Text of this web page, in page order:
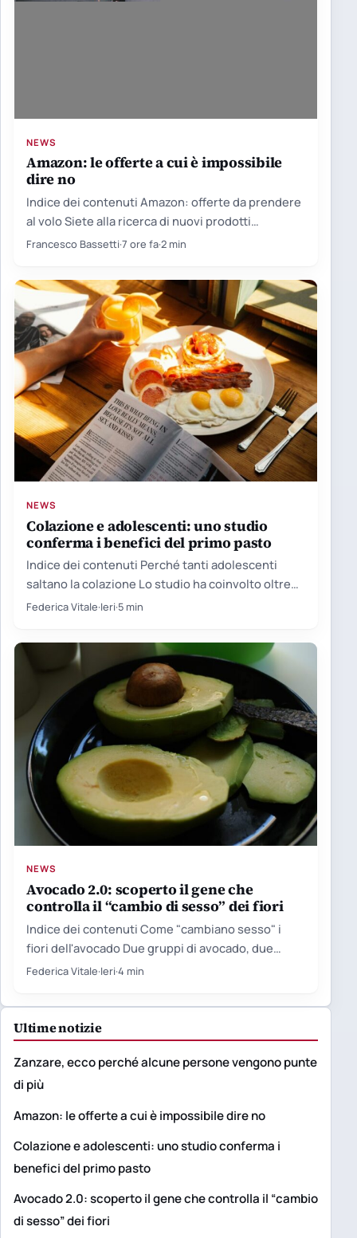
NEWS
Amazon: le offerte a cui è impossibile
dire no
Indice dei contenuti Amazon: offerte da prendere
al volo Siete alla ricerca di nuovi prodotti
tecnologici, ma non…
Francesco Bassetti·7 ore fa·2 min
NEWS
Colazione e adolescenti: uno studio
conferma i benefici del primo pasto
Indice dei contenuti Perché tanti adolescenti
saltano la colazione Lo studio ha coinvolto oltre
cento giovani Le proteine…
Federica Vitale·Ieri·5 min
NEWS
Avocado 2.0: scoperto il gene che
controlla il “cambio di sesso” dei fiori
Indice dei contenuti Come "cambiano sesso" i
fiori dell'avocado Due gruppi di avocado, due
orologi biologici Il limite…
Federica Vitale·Ieri·4 min
Ultime notizie
Zanzare, ecco perché alcune persone vengono punte
di più
Amazon: le offerte a cui è impossibile dire no
Colazione e adolescenti: uno studio conferma i
benefici del primo pasto
Avocado 2.0: scoperto il gene che controlla il “cambio
di sesso” dei fiori